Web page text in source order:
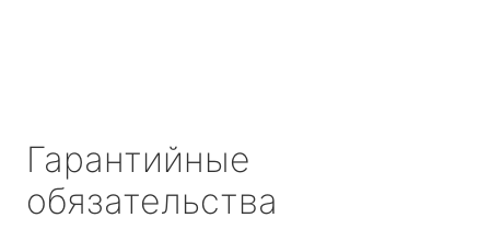
Гарантийные
обязательства